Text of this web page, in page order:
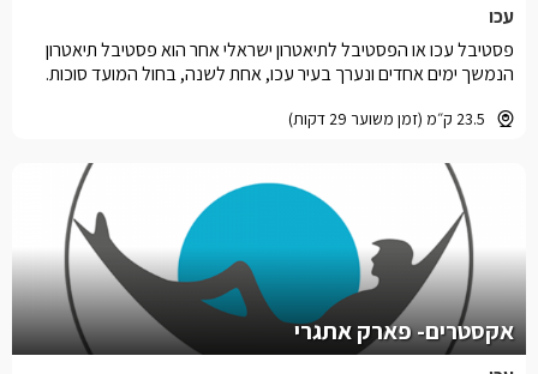
עכו
23.5 ק״מ (זמן משוער 29 דקות)
פסטיבל עכו או הפסטיבל לתיאטרון ישראלי אחר הוא פסטיבל תיאטרון
הנמשך ימים אחדים ונערך בעיר עכו, אחת לשנה, בחול המועד סוכות.
אקסטרים- פארק אתגרי